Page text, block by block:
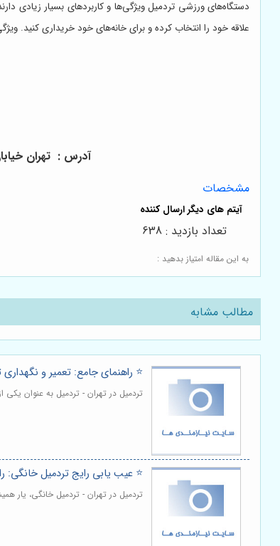
دستگاه‌های ورزشی تردمیل ویژگی‌ها و کاربردهای بسیار زیادی
علاقه خود را انتخاب کرده و برای خانه‌های خود خریداری کنید‌.
آدرس : تهران خیابان
مشخصات
به این مقاله امتیاز بدهید :
تعداد بازدید : 638
مطالب مشابه
⭐️ راهنمای جامع: تعمیر و
تردمیل در تهران - تردمیل به عنوان
⭐️ عیب یابی رایج تردمیل
تردمیل در تهران - تردمیل خانگی، یار